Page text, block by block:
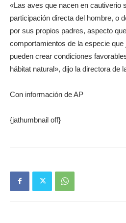
«Las aves que nacen en cautiverio
participación directa del hombre, o
por sus propios padres, aspecto
comportamientos de la especie
pueden crear condiciones
hábitat natural», dijo la directora de
Con información de AP
{jathumbnail off}